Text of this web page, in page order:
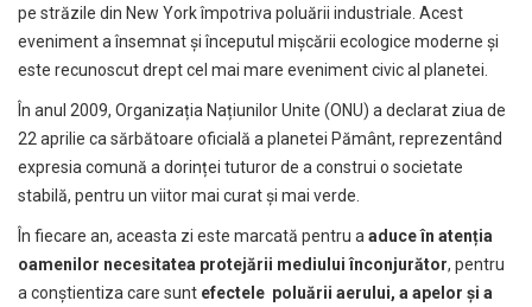
pe străzile din New York împotriva poluării industriale. Acest
eveniment a însemnat și începutul mișcării ecologice moderne și
este recunoscut drept cel mai mare eveniment civic al planetei.
În anul 2009, Organizația Națiunilor Unite (ONU) a declarat ziua de
22 aprilie ca sărbătoare oficială a planetei Pământ, reprezentând
expresia comună a dorinței tuturor de a construi o societate
stabilă, pentru un viitor mai curat și mai verde.
În fiecare an, aceasta zi este marcată pentru aaduce în atenția
oamenilor necesitatea protejării mediului înconjurător, pentru
a conștientiza care sunt efectele poluării aerului, a apelor și a